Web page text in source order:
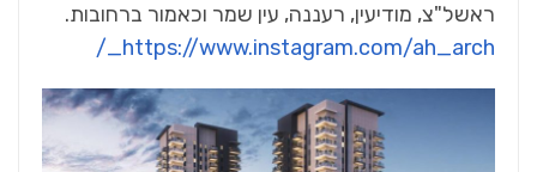
ראשל"צ, מודיעין, רעננה, עין שמר וכאמור ברחובות.
https://www.instagram.com/ah_arch_/